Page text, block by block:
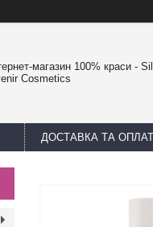
магазин 100% краси -
Cosmetics
ДОСТАВКА ТА